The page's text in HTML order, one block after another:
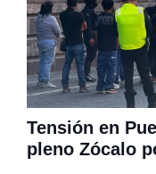
Tensión en
pleno Zócalo